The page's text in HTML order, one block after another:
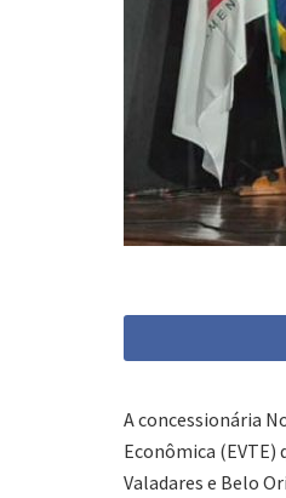
A concessionária
Econômica
Valadares e Belo